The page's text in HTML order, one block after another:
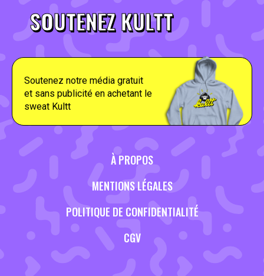
SOUTENEZ KULTT
Soutenez notre média gratuit
et sans publicité en achetant le
sweat Kultt
À PROPOS
MENTIONS LÉGALES
POLITIQUE DE CONFIDENTIALITÉ
CGV